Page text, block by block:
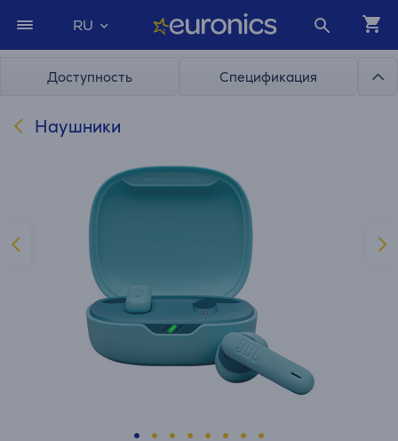
RU
Доступность Спецификация
Наушники